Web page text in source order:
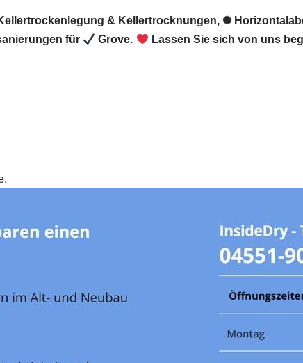
& Kellertrocknungen, ✺
für Grove. Lassen Sie sich von uns